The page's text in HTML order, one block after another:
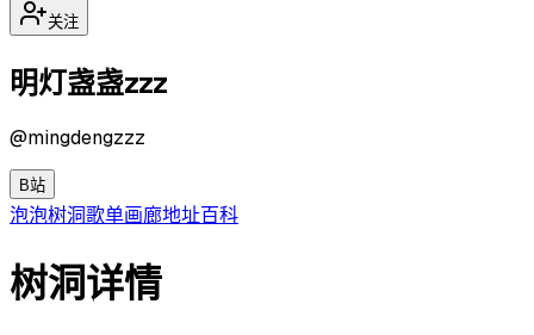
关注
明灯盏盏zzz
@mingdengzzz
B站
泡泡树洞歌单画廊地址百科
树洞详情